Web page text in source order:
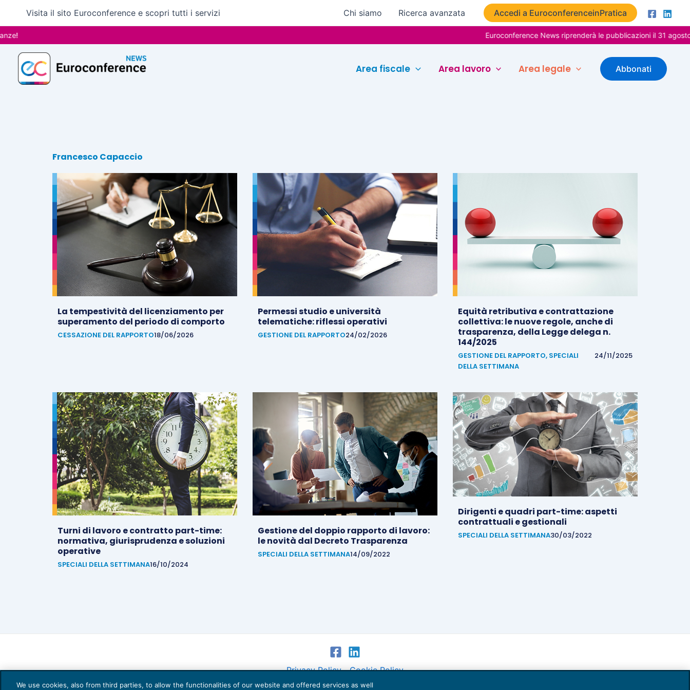
contenuto
Visita il sito Euroconference e scopri tutti i servizi Chi siamo Ricerca avanzata Accedi a EuroconferenceinPratica
Euroconference News riprenderà le pubblicazioni il 31 agosto.
Area fiscale Area lavoro Area legale Abbonati
Francesco Capaccio
La tempestività del licenziamento per
superamento del periodo di comporto
CESSAZIONE DEL RAPPORTO18/06/2026
Permessi studio e università
telematiche: riflessi operativi
GESTIONE DEL RAPPORTO24/02/2026
Equità retributiva e contrattazione
collettiva: le nuove regole, anche di
trasparenza, della Legge delega n.
144/2025
GESTIONE DEL RAPPORTO, SPECIALI
DELLA SETTIMANA
24/11/2025
Turni di lavoro e contratto part-time:
normativa, giurisprudenza e soluzioni
operative
SPECIALI DELLA SETTIMANA16/10/2024
Gestione del doppio rapporto di lavoro:
le novità dal Decreto Trasparenza
SPECIALI DELLA SETTIMANA14/09/2022
Dirigenti e quadri part-time: aspetti
contrattuali e gestionali
SPECIALI DELLA SETTIMANA30/03/2022
Privacy Policy Cookie Policy
We use cookies, also from third parties, to allow the functionalities of our website and offered services as well